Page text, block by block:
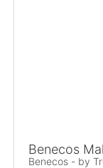
Benecos
Benecos - by